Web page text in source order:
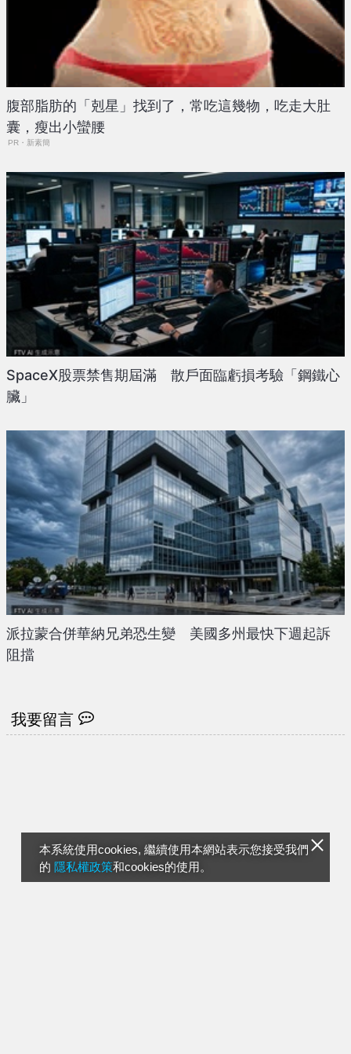
本系統使用cookies, 繼續使用本網站表示您接受我們
的 隱私權政策和cookies的使用。
腹部脂肪的「剋星」找到了，常吃這幾物，吃走大肚
囊，瘦出小蠻腰
PR・新素簡
SpaceX股票禁售期屆滿 散戶面臨虧損考驗「鋼鐵心
臟」
派拉蒙合併華納兄弟恐生變 美國多州最快下週起訴
阻擋
我要留言